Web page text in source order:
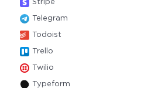
Stripe
Telegram
Todoist
Trello
Twilio
Typeform